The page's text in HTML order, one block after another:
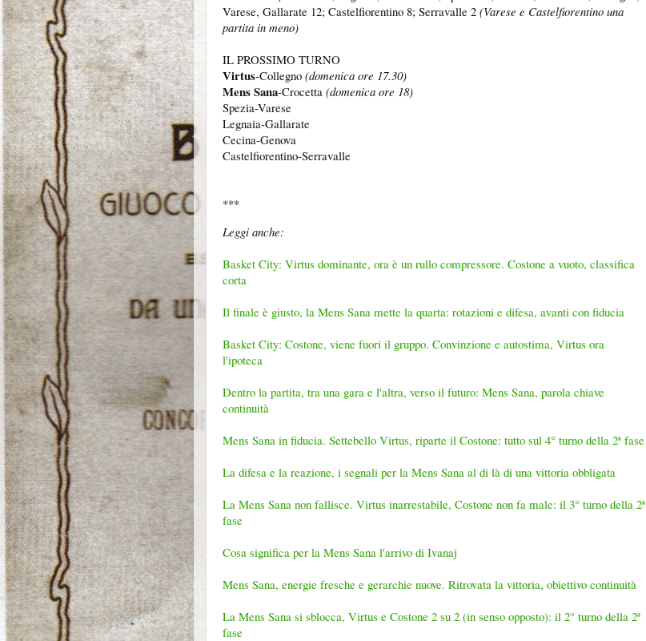
Varese, Gallarate 12; Castelfiorentino 8; Serravalle 2 (Varese e Castelfiorentino una
partita in meno)
IL PROSSIMO TURNO
Virtus-Collegno (domenica ore 17.30)
Mens Sana-Crocetta (domenica ore 18)
Spezia-Varese
Legnaia-Gallarate
Cecina-Genova
Castelfiorentino-Serravalle
***
Leggi anche:
Basket City: Virtus dominante, ora è un rullo compressore. Costone a vuoto, classifica
corta
Il finale è giusto, la Mens Sana mette la quarta: rotazioni e difesa, avanti con fiducia
Basket City: Costone, viene fuori il gruppo. Convinzione e autostima, Virtus ora
l'ipoteca
Dentro la partita, tra una gara e l'altra, verso il futuro: Mens Sana, parola chiave
continuità
Mens Sana in fiducia. Settebello Virtus, riparte il Costone: tutto sul 4° turno della 2ª fase
La difesa e la reazione, i segnali per la Mens Sana al di là di una vittoria obbligata
La Mens Sana non fallisce. Virtus inarrestabile, Costone non fa male: il 3° turno della 2ª
fase
Cosa significa per la Mens Sana l'arrivo di Ivanaj
Mens Sana, energie fresche e gerarchie nuove. Ritrovata la vittoria, obiettivo continuità
La Mens Sana si sblocca, Virtus e Costone 2 su 2 (in senso opposto): il 2° turno della 2ª
fase